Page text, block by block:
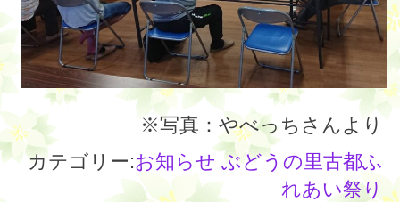
※写真：やべっちさんより
カテゴリー:お知らせ ぶどうの里古都ふ
れあい祭り